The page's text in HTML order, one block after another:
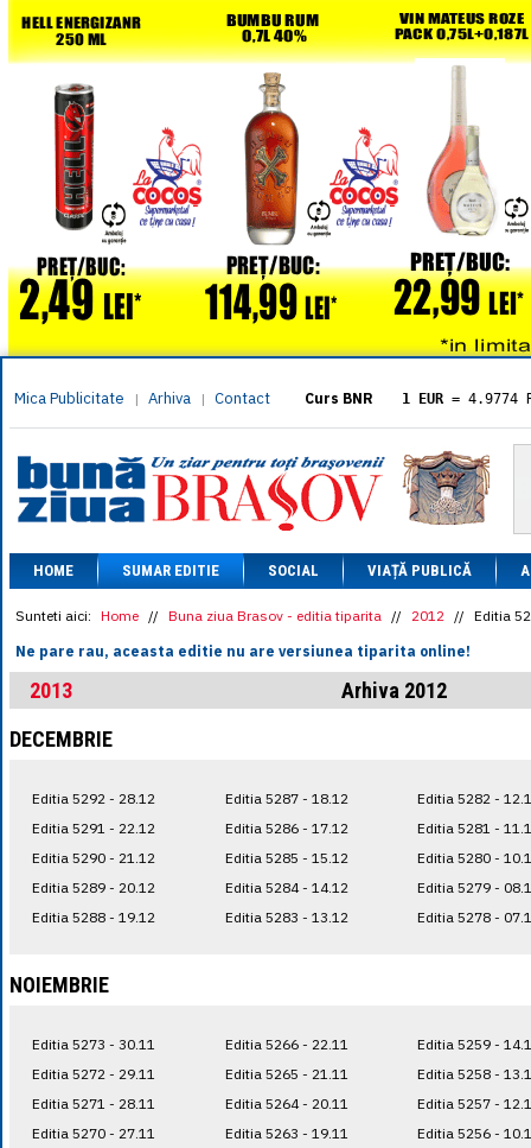
Mica Publicitate | Arhiva | Contact Curs BNR 1 EUR = 4.9774
= 5.8304
1 XAU= 464.4611
1 AED= 1.1933
1 AUD= 2.7957
1 BGN= 2.5449
1 CAD= 3.1559
1 CHF= 5.2813
1 CNY = 0.6015
1 DKK= 0.6668
1 EGP= 0.0860
1 HUF= 1.2223
1 MXN= 0.2227
1 NOK= 0.4191
1 RSD= 0.0425
1 RUB= 0.0530
HOME SUMAR EDITIE SOCIAL VIAȚĂ PUBLICĂ
Sunteti aici: Home // Buna ziua Brasov - editia tiparita // 2012 // Editia
Ne pare rau, aceasta editie nu are versiunea tiparita online!
2013
Arhiva 2012
DECEMBRIE
Editia 5292 - 28.12
Editia 5291 - 22.12
Editia 5290 - 21.12
Editia 5289 - 20.12
Editia 5288 - 19.12
Editia 5287 - 18.12
Editia 5286 - 17.12
Editia 5285 - 15.12
Editia 5284 - 14.12
Editia 5283 - 13.12
Editia 5282 -
Editia 5281 -
Editia 5280 -
Editia 5279 -
Editia 5278 -
NOIEMBRIE
Editia 5273 - 30.11
Editia 5272 - 29.11
Editia 5271 - 28.11
Editia 5270 - 27.11
Editia 5266 - 22.11
Editia 5265 - 21.11
Editia 5264 - 20.11
Editia 5263 - 19.11
Editia 5259 -
Editia 5258 -
Editia 5257 -
Editia 5256 -